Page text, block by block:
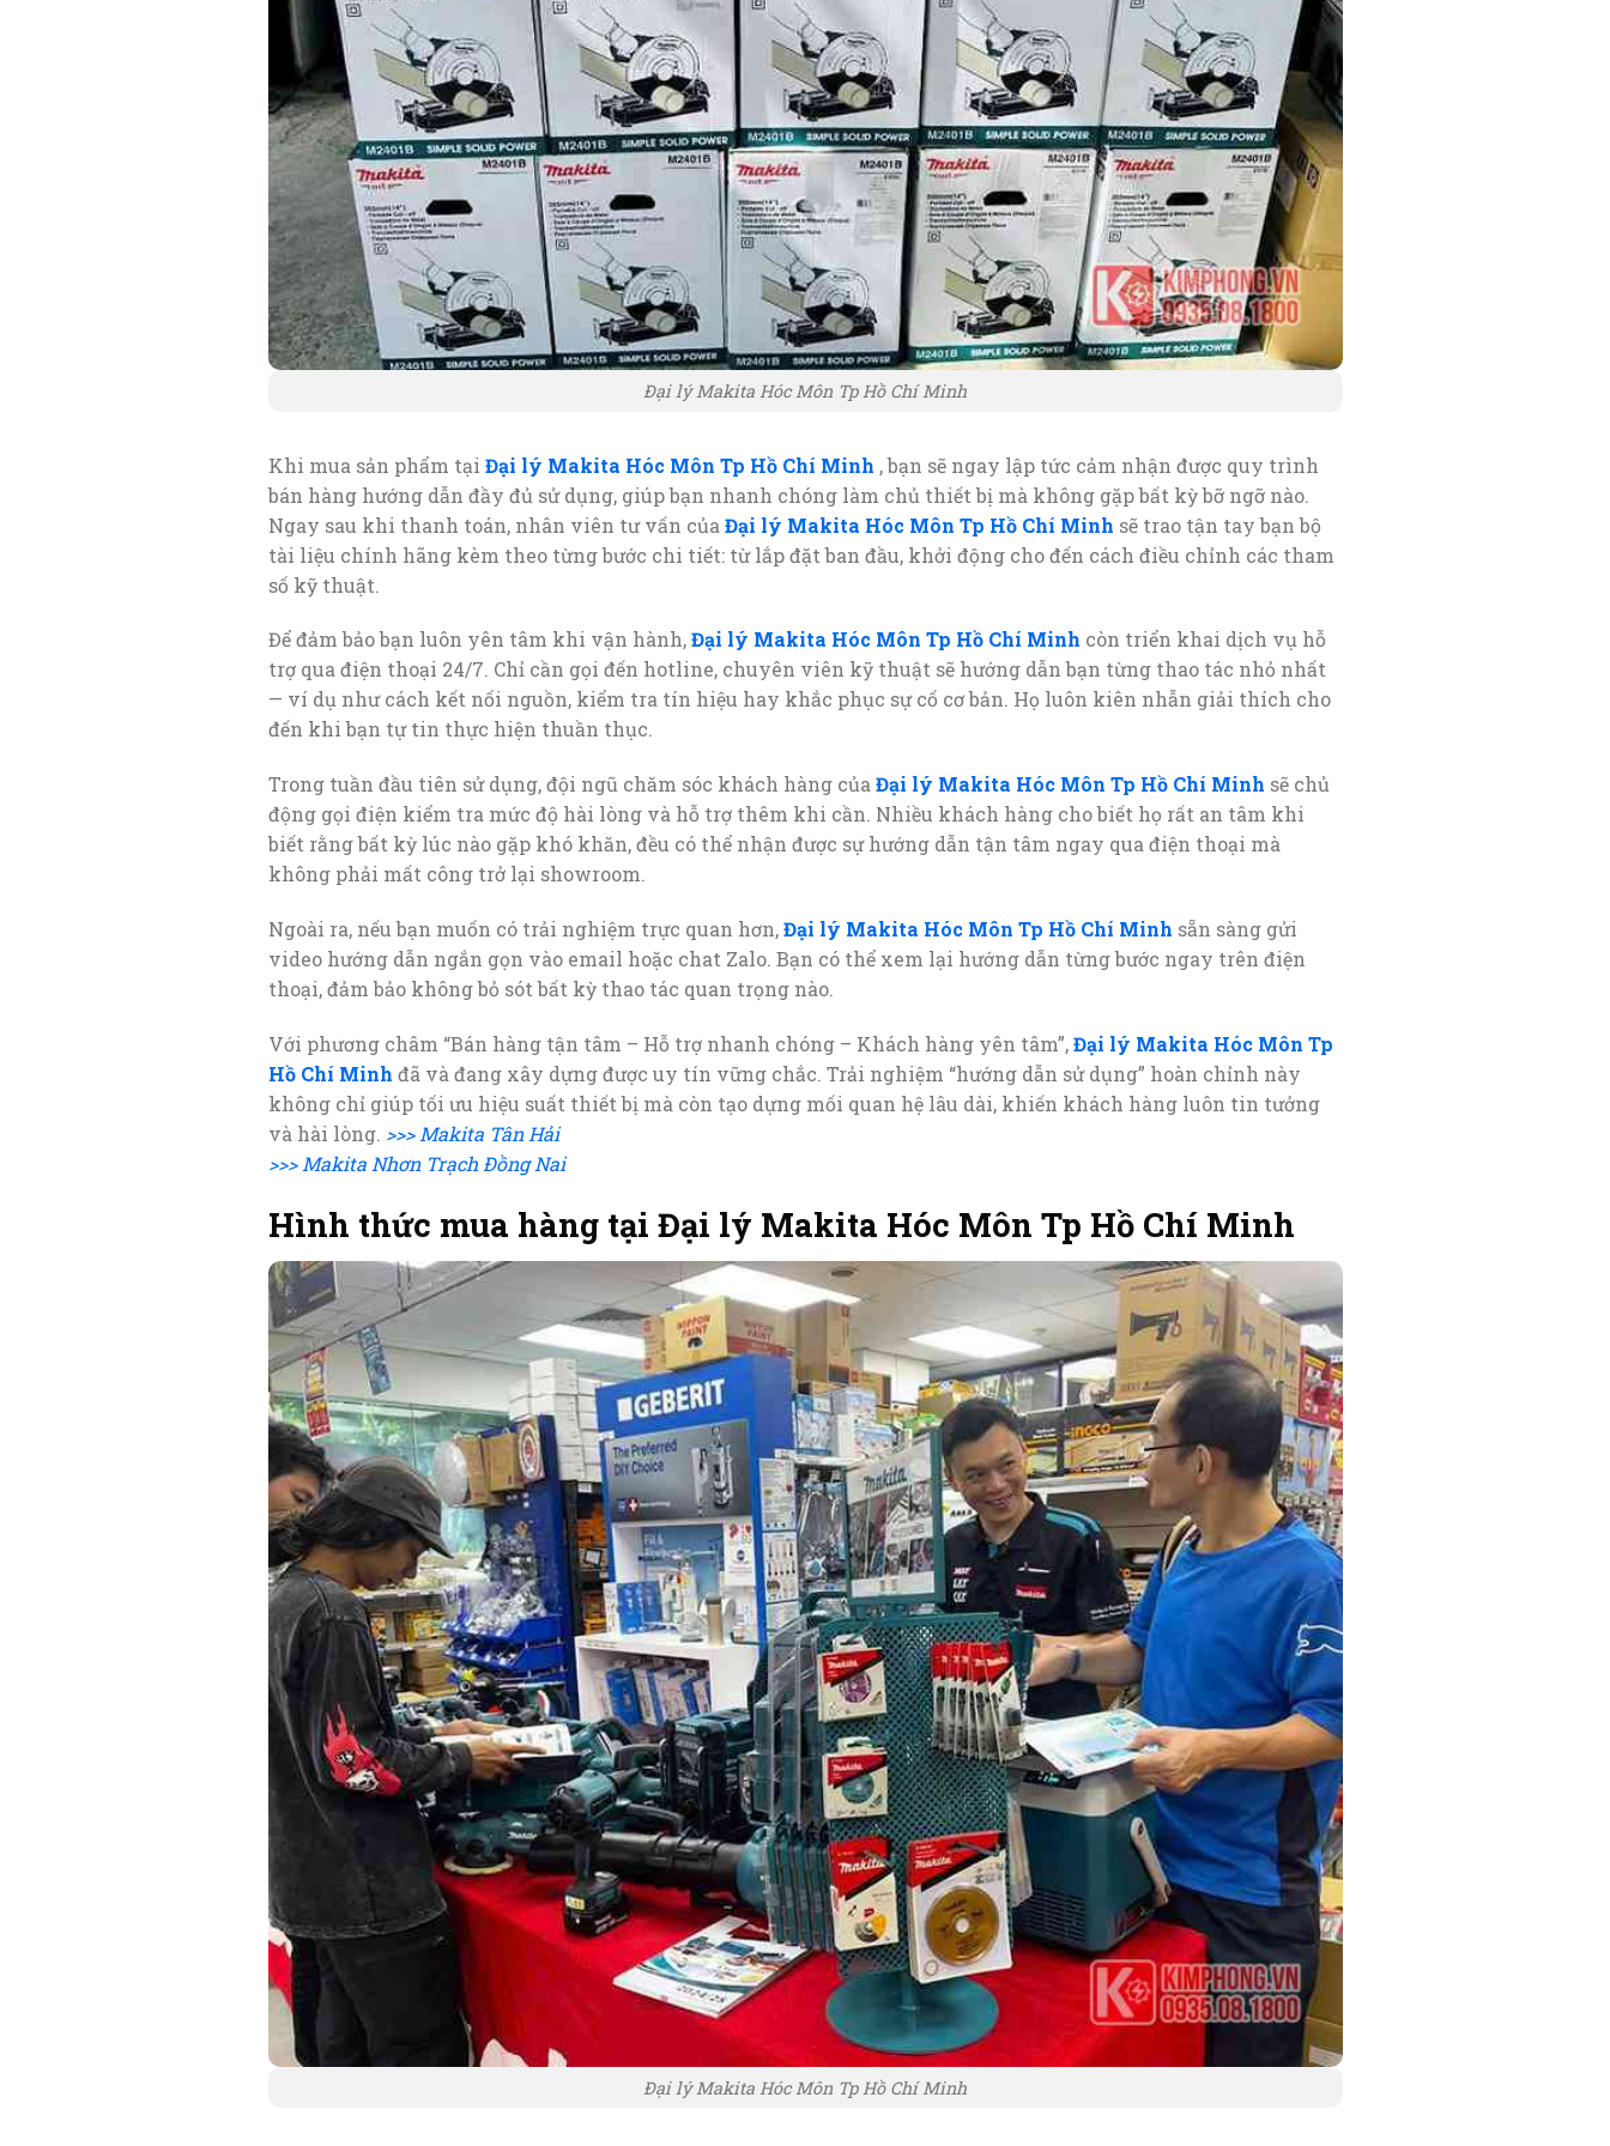
Đại lý Makita Hóc Môn Tp Hồ Chí Minh
Khi mua sản phẩm tại Đại lý Makita Hóc Môn Tp Hồ Chí Minh , bạn sẽ ngay lập tức cảm nhận được quy trình
bán hàng hướng dẫn đầy đủ sử dụng, giúp bạn nhanh chóng làm chủ thiết bị mà không gặp bất kỳ bỡ ngỡ nào.
Ngay sau khi thanh toán, nhân viên tư vấn của Đại lý Makita Hóc Môn Tp Hồ Chí Minh sẽ trao tận tay bạn bộ
tài liệu chính hãng kèm theo từng bước chi tiết: từ lắp đặt ban đầu, khởi động cho đến cách điều chỉnh các tham
số kỹ thuật.
Để đảm bảo bạn luôn yên tâm khi vận hành,Đại lý Makita Hóc Môn Tp Hồ Chí Minh còn triển khai dịch vụ hỗ
trợ qua điện thoại 24/7. Chỉ cần gọi đến hotline, chuyên viên kỹ thuật sẽ hướng dẫn bạn từng thao tác nhỏ nhất
— ví dụ như cách kết nối nguồn, kiểm tra tín hiệu hay khắc phục sự cố cơ bản. Họ luôn kiên nhẫn giải thích cho
đến khi bạn tự tin thực hiện thuần thục.
Trong tuần đầu tiên sử dụng, đội ngũ chăm sóc khách hàng của Đại lý Makita Hóc Môn Tp Hồ Chí Minh sẽ chủ
động gọi điện kiểm tra mức độ hài lòng và hỗ trợ thêm khi cần. Nhiều khách hàng cho biết họ rất an tâm khi
biết rằng bất kỳ lúc nào gặp khó khăn, đều có thể nhận được sự hướng dẫn tận tâm ngay qua điện thoại mà
không phải mất công trở lại showroom.
Ngoài ra, nếu bạn muốn có trải nghiệm trực quan hơn,Đại lý Makita Hóc Môn Tp Hồ Chí Minh sẵn sàng gửi
video hướng dẫn ngắn gọn vào email hoặc chat Zalo. Bạn có thể xem lại hướng dẫn từng bước ngay trên điện
thoại, đảm bảo không bỏ sót bất kỳ thao tác quan trọng nào.
Với phương châm “Bán hàng tận tâm – Hỗ trợ nhanh chóng – Khách hàng yên tâm”,Đại lý Makita Hóc Môn Tp
Hồ Chí Minh đã và đang xây dựng được uy tín vững chắc. Trải nghiệm “hướng dẫn sử dụng” hoàn chỉnh này
không chỉ giúp tối ưu hiệu suất thiết bị mà còn tạo dựng mối quan hệ lâu dài, khiến khách hàng luôn tin tưởng
và hài lòng. >>> Makita Tân Hải
>>> Makita Nhơn Trạch Đồng Nai
Hình thức mua hàng tại Đại lý Makita Hóc Môn Tp Hồ Chí Minh
Đại lý Makita Hóc Môn Tp Hồ Chí Minh